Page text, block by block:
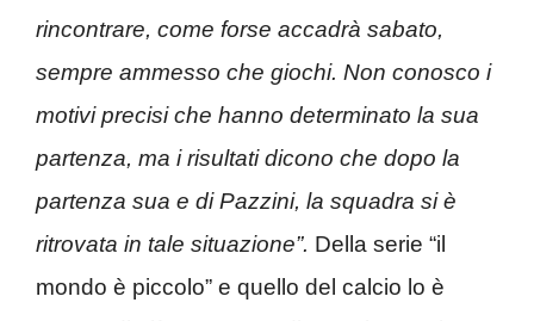
rincontrare, come forse accadrà sabato,
sempre ammesso che giochi. Non conosco i
motivi precisi che hanno determinato la sua
partenza, ma i risultati dicono che dopo la
partenza sua e di Pazzini, la squadra si è
ritrovata in tale situazione”. Della serie “il
mondo è piccolo” e quello del calcio lo è